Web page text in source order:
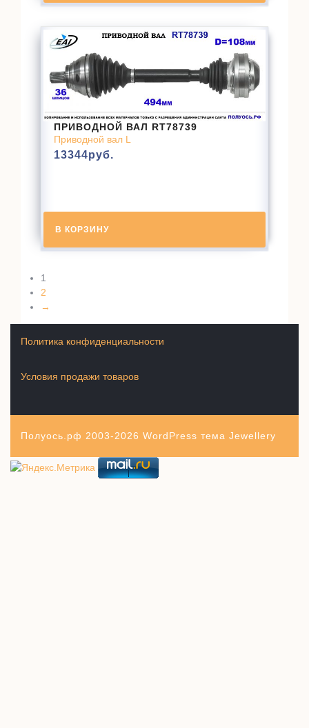
ПРИВОДНОЙ ВАЛ RT78739
Приводной вал L
13344руб.
В КОРЗИНУ
1
2
→
Условия продажи товаров
Политика конфиденциальности
Полуось.рф 2003-2026 WordPress тема Jewellery